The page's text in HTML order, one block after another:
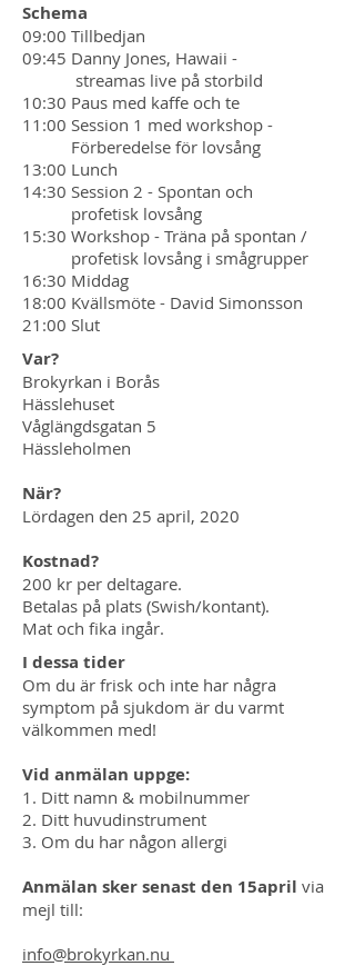
Schema
09:00 Tillbedjan
09:45 Danny Jones, Hawaii -
streamas live på storbild
10:30 Paus med kaffe och te
11:00 Session 1 med workshop -
Förberedelse för lovsång
13:00 Lunch
14:30 Session 2 - Spontan och
profetisk lovsång
15:30 Workshop - Träna på spontan /
profetisk lovsång i smågrupper
16:30 Middag
18:00 Kvällsmöte - David Simonsson
21:00 Slut
Var?
Brokyrkan i Borås
Hässlehuset
Våglängdsgatan 5
Hässleholmen
När?
Lördagen den 25 april, 2020
Kostnad?
200 kr per deltagare.
Betalas på plats (Swish/kontant).
Mat och fika ingår.
I dessa tider
Om du är frisk och inte har några
symptom på sjukdom är du varmt
välkommen med!
Vid anmälan uppge:
1. Ditt namn & mobilnummer
2. Ditt huvudinstrument
3. Om du har någon allergi
Anmälan sker senast den 15april via
mejl till:
info@brokyrkan.nu